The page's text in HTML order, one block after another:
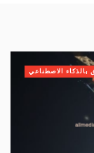
بالذكاء الاصطناعي